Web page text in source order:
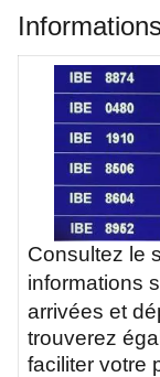
Consultez le
informations
arrivées et
trouverez
faciliter votre